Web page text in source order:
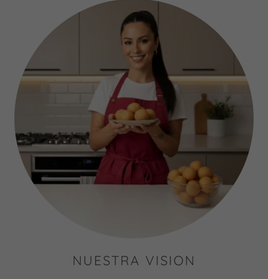
NUESTRA VISION